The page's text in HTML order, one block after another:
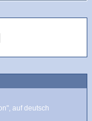
auf deutsch